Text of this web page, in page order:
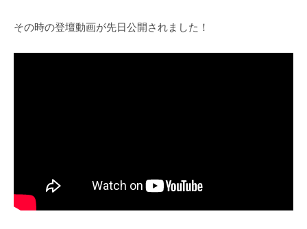
その時の登壇動画が先日公開されました！